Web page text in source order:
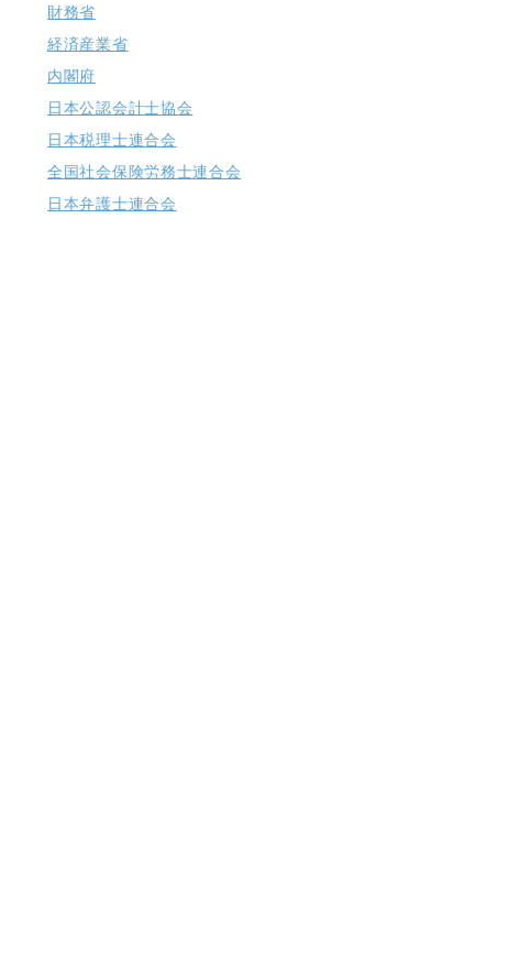
財務省
経済産業省
内閣府
日本公認会計士協会
日本税理士連合会
全国社会保険労務士連合会
日本弁護士連合会